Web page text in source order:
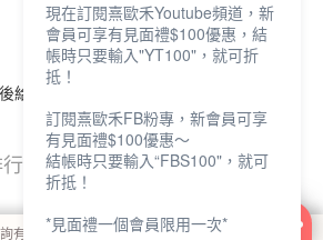
給他一個好評吧
有關本網站使用 cookie 方式之詳情，及若您不希
現在訂閱熹歐禾Youtube頻道，新
會員可享有見面禮$100優惠，結
帳時只要輸入"YT100"，就可折
抵！
訂閱熹歐禾FB粉專，新會員可享
有見面禮$100優惠～
結帳時只要輸入“FBS100"，就可
折抵！
*見面禮一個會員限用一次*